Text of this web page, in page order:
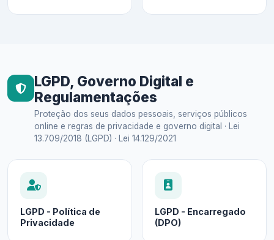
LGPD, Governo Digital e
Regulamentações
Proteção dos seus dados pessoais, serviços públicos
online e regras de privacidade e governo digital · Lei
13.709/2018 (LGPD) · Lei 14.129/2021
LGPD - Política de
Privacidade
LGPD - Encarregado
(DPO)